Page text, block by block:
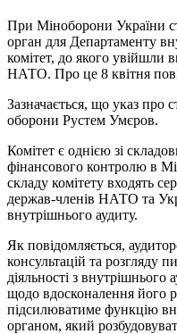
При Міноборони України
орган для Департаменту
комітет, до якого увійшли
НАТО. Про це 8 квітня
Зазначається, що указ про
оборони Рустем Умєров.
Комітет є однією зі
фінансового контролю в
складу комітету входять
держав-членів НАТО та
внутрішнього аудиту.
Як повідомляється,
консультацій та розгляду
діяльності з внутрішнього
щодо вдосконалення його
підсилюватиме функцію
органом, який